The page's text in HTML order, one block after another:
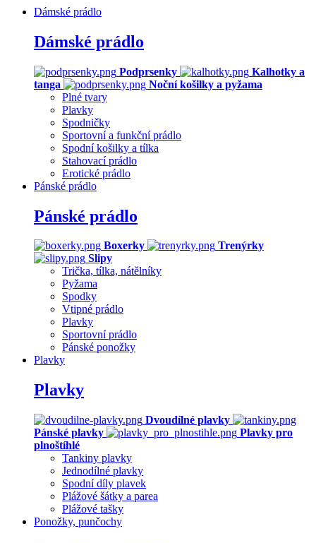
Dámské prádlo
Dámské prádlo
Podprsenky
Kalhotky a
tanga
Noční košilky a pyžama
Plné tvary
Plavky
Spodničky
Sportovní a funkční prádlo
Spodní košilky a tílka
Stahovací prádlo
Erotické prádlo
Pánské prádlo
Pánské prádlo
Boxerky
Trenýrky
Slipy
Trička, tílka, nátělníky
Pyžama
Spodky
Vtipné prádlo
Plavky
Sportovní prádlo
Pánské ponožky
Plavky
Plavky
Dvoudílné plavky
Pánské plavky
Plavky pro
plnoštíhlé
Tankiny plavky
Jednodílné plavky
Spodní díly plavek
Plážové šátky a parea
Plážové tašky
Ponožky, punčochy